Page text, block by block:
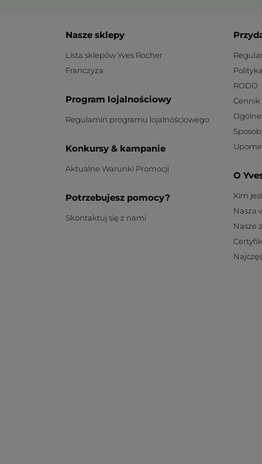
Nasze sklepy
Lista sklepów Yves Rocher
Franczyza
Program lojalnościowy
Regulamin programu lojalnościowego
Konkursy & kampanie
Aktualne Warunki Promocji
Potrzebujesz pomocy?
Skontaktuj się z nami
RODO
Cennik
O
Kim
Nasza
Nasze